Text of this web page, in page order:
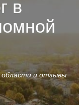
области и отзывы